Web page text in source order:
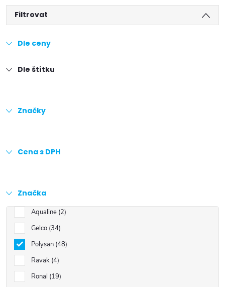
Filtrovat
Dle ceny
Dle štítku
Značky
Cena s DPH
Značka
Aqualine 2
Gelco 34
Polysan 48
Ravak 4
Ronal 19